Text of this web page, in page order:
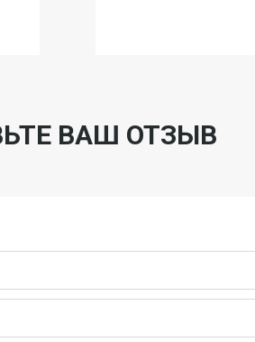
ВАШ ОТЗЫВ